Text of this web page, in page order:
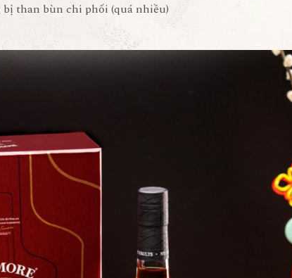
than bùn chi phối (quá nhiều)